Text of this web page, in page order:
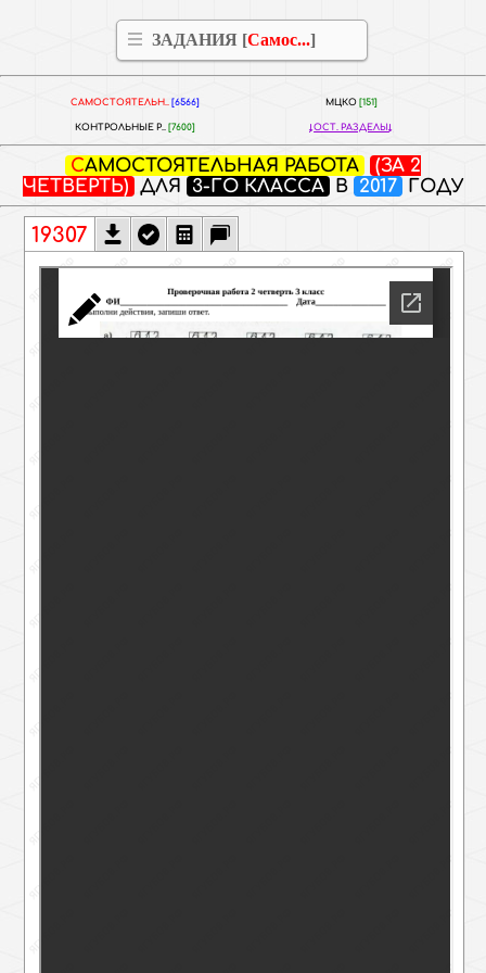
ЗАДАНИЯ [Самос...]
САМОСТОЯТЕЛЬН.. [6566] МЦКО [151]
КОНТРОЛЬНЫЕ Р.. [7600] ОСТ. РАЗДЕЛЫ
САМОСТОЯТЕЛЬНАЯ РАБОТА
(ЗА 2
ЧЕТВЕРТЬ) ДЛЯ 3-ГО КЛАССА В 2017 ГОДУ
19307